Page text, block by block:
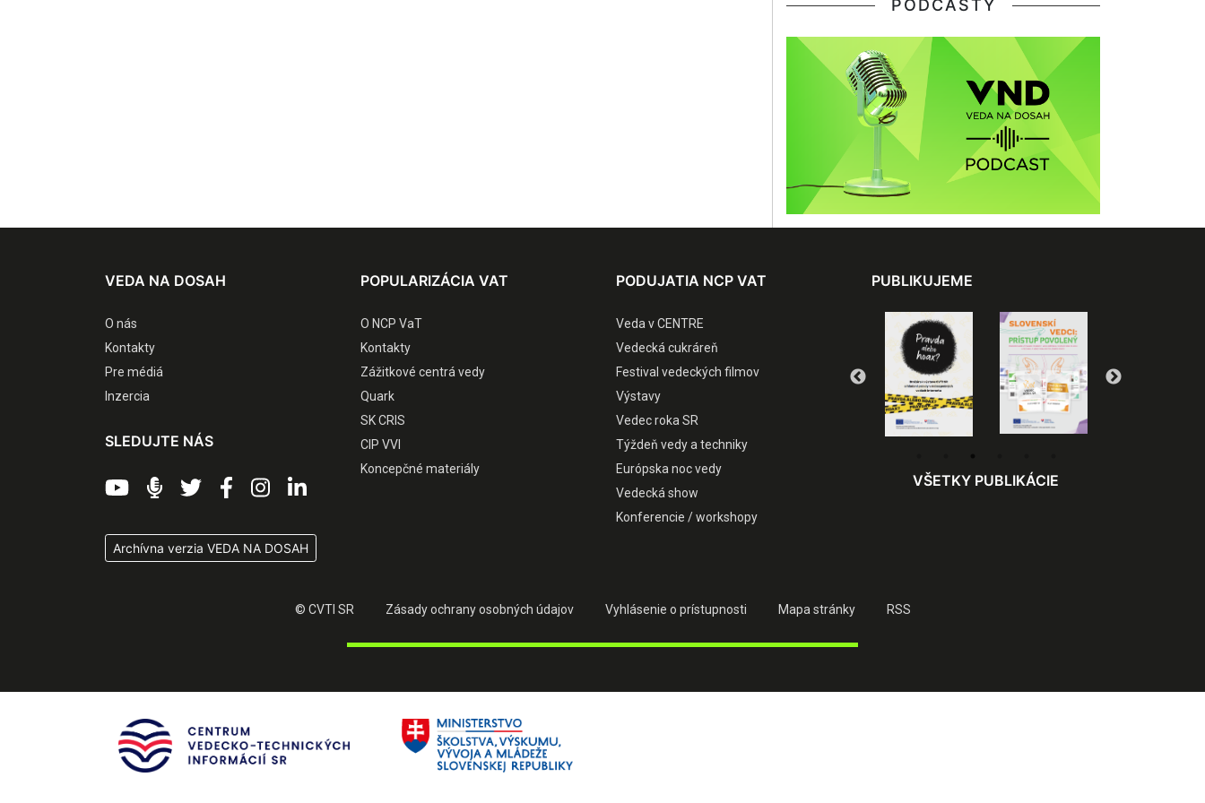
PODCASTY
VEDA NA DOSAH
O nás
Kontakty
Pre médiá
Inzercia
SLEDUJTE NÁS
Archívna verzia VEDA NA DOSAH
POPULARIZÁCIA VAT
O NCP VaT
Kontakty
Zážitkové centrá vedy
Quark
SK CRIS
CIP VVI
Koncepčné materiály
PODUJATIA NCP VAT
Veda v CENTRE
Vedecká cukráreň
Festival vedeckých filmov
Výstavy
Vedec roka SR
Týždeň vedy a techniky
Európska noc vedy
Vedecká show
Konferencie / workshopy
PUBLIKUJEME
VŠETKY PUBLIKÁCIE
© CVTI SR Zásady ochrany osobných údajov Vyhlásenie o prístupnosti Mapa stránky RSS